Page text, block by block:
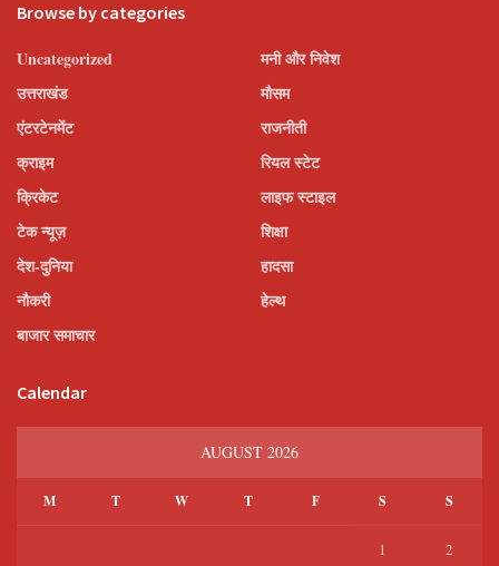
Browse by categories
Uncategorized
उत्तराखंड
एंटरटेनमेंट
क्राइम
क्रिकेट
टेक न्यूज़
देश-दुनिया
नौकरी
बाजार समाचार
मनी और निवेश
मौसम
राजनीती
रियल स्टेट
लाइफ स्टाइल
शिक्षा
हादसा
हेल्थ
Calendar
AUGUST 2026
M T W T F S S
1 2